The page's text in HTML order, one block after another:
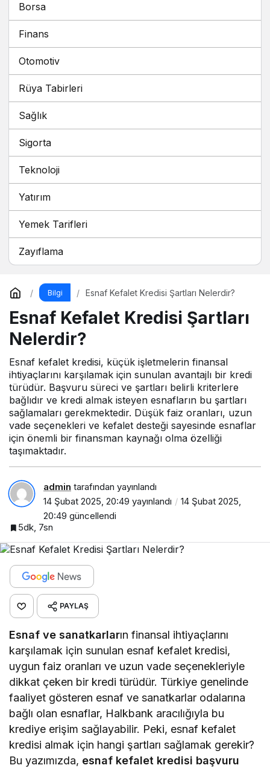
Borsa
Finans
Otomotiv
Rüya Tabirleri
Sağlık
Sigorta
Teknoloji
Yatırım
Yemek Tarifleri
Zayıflama
Bilgi Esnaf Kefalet Kredisi Şartları Nelerdir?
Esnaf Kefalet Kredisi Şartları
Nelerdir?
Esnaf kefalet kredisi, küçük işletmelerin finansal
ihtiyaçlarını karşılamak için sunulan avantajlı bir kredi
türüdür. Başvuru süreci ve şartları belirli kriterlere
bağlıdır ve kredi almak isteyen esnafların bu şartları
sağlamaları gerekmektedir. Düşük faiz oranları, uzun
vade seçenekleri ve kefalet desteği sayesinde esnaflar
için önemli bir finansman kaynağı olma özelliği
taşımaktadır.
admin tarafından yayınlandı
14 Şubat 2025, 20:49 yayınlandı
14 Şubat 2025,
20:49 güncellendi
5dk, 7sn
PAYLAŞ
Esnaf ve sanatkarların finansal ihtiyaçlarını
karşılamak için sunulan esnaf kefalet kredisi,
uygun faiz oranları ve uzun vade seçenekleriyle
dikkat çeken bir kredi türüdür. Türkiye genelinde
faaliyet gösteren esnaf ve sanatkarlar odalarına
bağlı olan esnaflar, Halkbank aracılığıyla bu
krediye erişim sağlayabilir. Peki, esnaf kefalet
kredisi almak için hangi şartları sağlamak gerekir?
Bu yazımızda, esnaf kefalet kredisi başvuru